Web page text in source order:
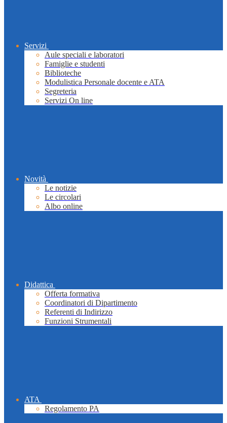
Servizi
Aule speciali e laboratori
Famiglie e studenti
Biblioteche
Modulistica Personale docente e ATA
Segreteria
Servizi On line
Novità
Le notizie
Le circolari
Albo online
Didattica
Offerta formativa
Coordinatori di Dipartimento
Referenti di Indirizzo
Funzioni Strumentali
ATA
Regolamento PA